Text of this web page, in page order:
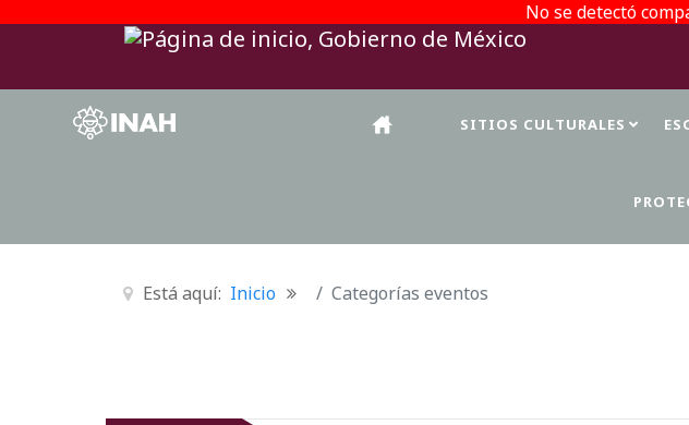
No se detectó
SITIOS CULTURALES
Está aquí: Inicio Categorías eventos